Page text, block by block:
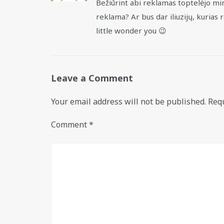
Bežiūrint abi reklamas toptelėjo
reklama? Ar bus dar iliuzijų,
little wonder you 😉
Leave a Comment
Your email address will not be published.
Comment*